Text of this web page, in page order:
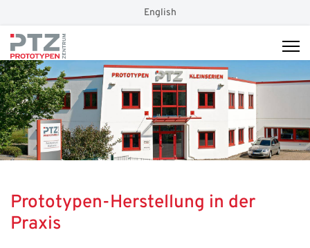
Sprache auswählen
English
Prototypen-Herstellung in der
Praxis